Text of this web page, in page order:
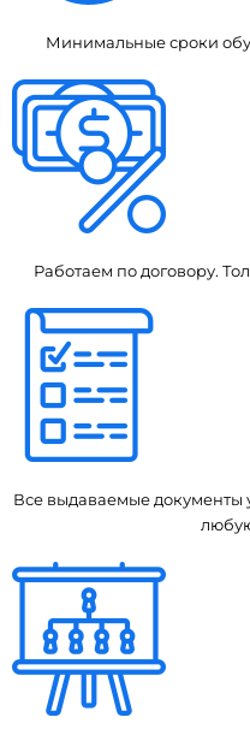
Минимальные сроки
Работаем по договору.
Все выдаваемые документы